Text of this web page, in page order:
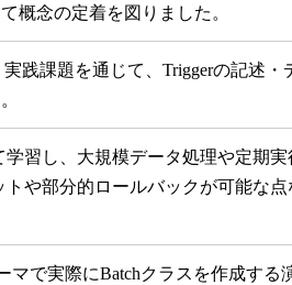
概念の定着を図りました。
践課題を通じて、Triggerの記述
習し、大規模データ処理や定期
や部分的ロールバックが可能な点
で実際にBatchクラスを作成する